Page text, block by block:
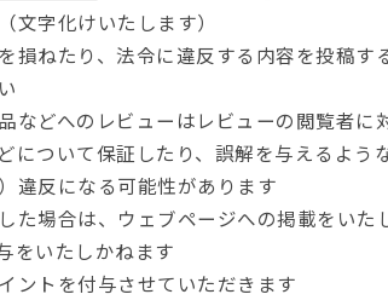
字化けいたします）
損ねたり、法令に違反する内容を投稿す
などへのレビューはレビューの閲覧者に
について保証したり、誤解を与えるよう
違反になる可能性があります
た場合は、ウェブページへの掲載をいた
をいたしかねます
ントを付与させていただきます